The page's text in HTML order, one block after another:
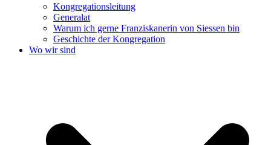
Kongregationsleitung
Generalat
Warum ich gerne Franziskanerin von Siessen bin
Geschichte der Kongregation
Wo wir sind